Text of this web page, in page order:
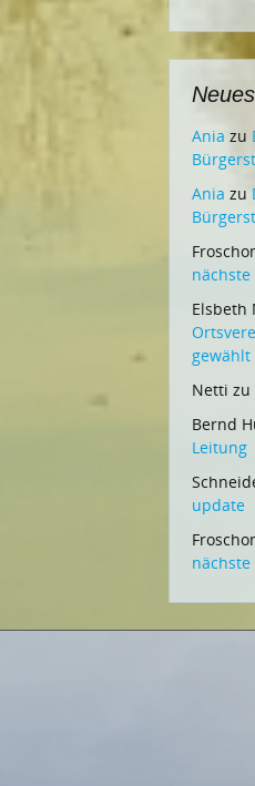
Ania zu
Ania zu
Elsbeth
gewählt
Netti zu
Bernd
Leitung
update